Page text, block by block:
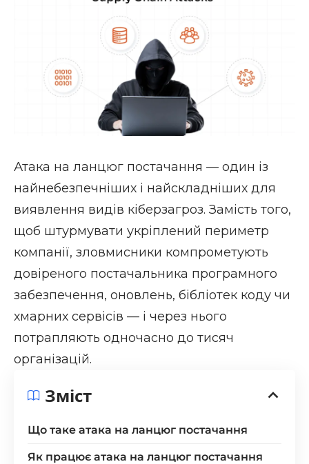
Атака на ланцюг постачання — один із
найнебезпечніших і найскладніших для
виявлення видів кіберзагроз. Замість того,
щоб штурмувати укріплений периметр
компанії, зловмисники компрометують
довіреного постачальника програмного
забезпечення, оновлень, бібліотек коду чи
хмарних сервісів — і через нього
потрапляють одночасно до тисяч
організацій.
Зміст
Що таке атака на ланцюг постачання
Як працює атака на ланцюг постачання